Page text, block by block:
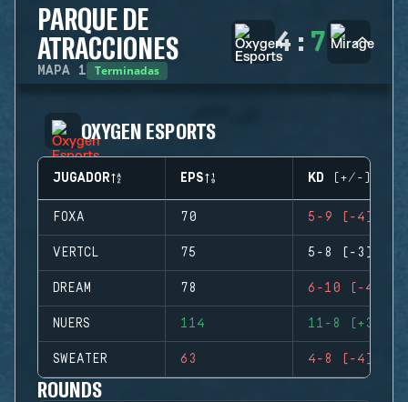
PARQUE DE
ATRACCIONES
MAPA 1 Terminadas
4 : 7
OXYGEN ESPORTS
JUGADOR EPS KD (+/-)
FOXA 70 5-9 (-4)
VERTCL 75 5-8 (-3)
DREAM 78 6-10 (-4)
NUERS 114 11-8 (+3)
SWEATER 63 4-8 (-4)
ROUNDS